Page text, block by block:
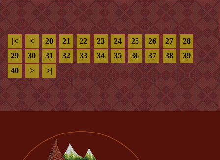
|< < 20 21 22 23 24 25 26 27
28
29
30 31 32 33 34 35 36 37 38
39
40
> >|